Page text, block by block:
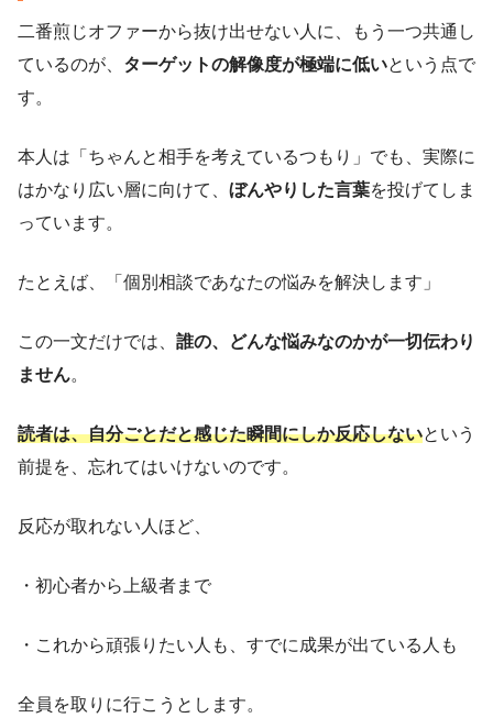
二番煎じオファーから抜け出せない人に、もう一つ共通し
ているのが、 ターゲットの解像度が極端に低いという点で
す。
本人は「ちゃんと相手を考えているつもり」でも、実際に
はかなり広い層に向けて、 ぼんやりした言葉を投げてしま
っています。
たとえば、「個別相談であなたの悩みを解決します」
この一文だけでは、 誰の、どんな悩みなのかが一切伝わり
ません。
読者は、自分ごとだと感じた瞬間にしか反応しないという
前提を、忘れてはいけないのです。
反応が取れない人ほど、
・初心者から上級者まで
・これから頑張りたい人も、すでに成果が出ている人も
全員を取りに行こうとします。